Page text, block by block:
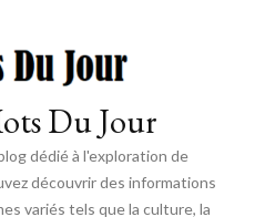
Du Jour
dédié à l'exploration de
découvrir des informations
variés tels que la culture, la